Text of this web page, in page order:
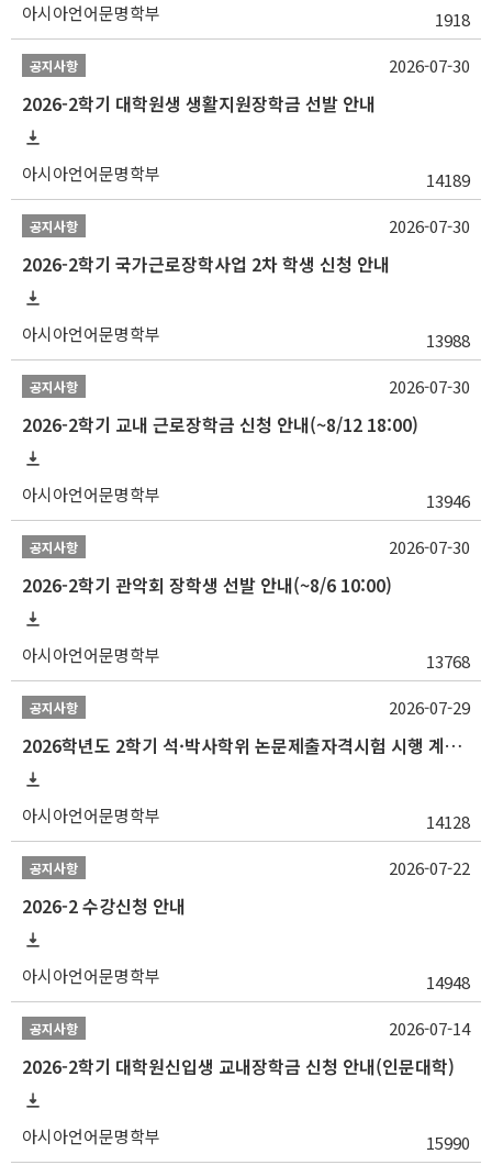
아시아언어문명학부 1918
공지사항
2026-2학기 대학원생 생활지원장학금 선발 안내
아시아언어문명학부 14189
2026-07-30
공지사항
2026-2학기 국가근로장학사업 2차 학생 신청 안내
아시아언어문명학부 13988
2026-07-30
공지사항
2026-2학기 교내 근로장학금 신청 안내(~8/12 18:00)
아시아언어문명학부 13946
2026-07-30
공지사항
2026-2학기 관악회 장학생 선발 안내(~8/6 10:00)
아시아언어문명학부 13768
2026-07-30
공지사항
2026학년도 2학기 석·박사학위 논문제출자격시험 시행 계획 공고
아시아언어문명학부 14128
2026-07-29
공지사항
2026-2 수강신청 안내
아시아언어문명학부 14948
2026-07-22
공지사항
2026-2학기 대학원신입생 교내장학금 신청 안내(인문대학)
아시아언어문명학부 15990
2026-07-14